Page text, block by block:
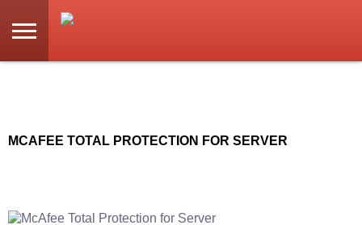
MCAFEE TOTAL PROTECTION FOR SERVER